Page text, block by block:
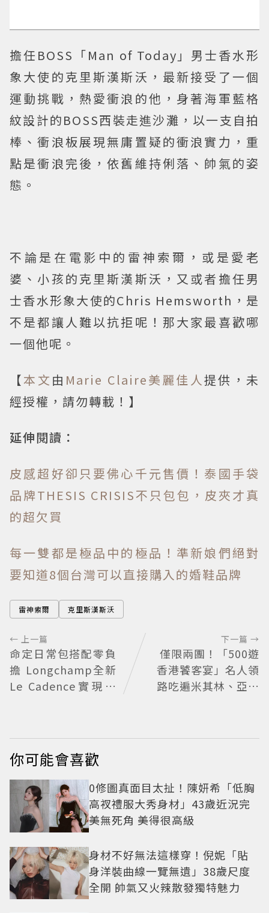
擔任BOSS「Man of Today」男士香水形
象大使的克里斯漢斯沃，最新接受了一個
運動挑戰，熱愛衝浪的他，身著海軍藍格
紋設計的BOSS西裝走進沙灘，以一支自拍
棒、衝浪板展現無庸置疑的衝浪實力，重
點是衝浪完後，依舊維持俐落、帥氣的姿
態。
不論是在電影中的雷神索爾，或是愛老
婆、小孩的克里斯漢斯沃，又或者擔任男
士香水形象大使的Chris Hemsworth，是
不是都讓人難以抗拒呢！那大家最喜歡哪
一個他呢。
【本文 由 Marie Claire美麗佳人提供，未
經授權，請勿轉載！】
延伸閱讀：
皮感超好卻只要佛心千元售價！泰國手袋
品牌THESIS CRISIS不只包包，皮夾才真
的超欠買
每一雙都是極品中的極品！準新娘們絕對
要知道8個台灣可以直接購入的婚鞋品牌
雷神索爾 克里斯漢斯沃
← 上一篇
命定日常包搭配零負
擔 Longchamp全新
Le Cadence實現不
下一篇 →
僅限兩團！「500遊
香港饕客宴」名人領
路吃遍米其林、亞洲
你可能會喜歡
0修圖真面目太扯！陳妍希「低胸
高衩禮服大秀身材」43歲近況完
美無死角 美得很高級
身材不好無法這樣穿！倪妮「貼
身洋裝曲線一覽無遺」38歲尺度
全開 帥氣又火辣散發獨特魅力